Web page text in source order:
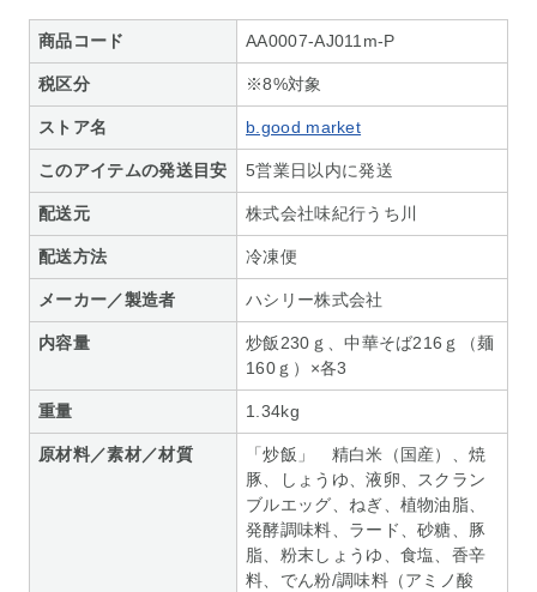
商品コード AA0007-AJ011m-P
税区分 ※8%対象
ストア名 b.good market
このアイテムの発送目安 5営業日以内に発送
配送元 株式会社味紀行うち川
配送方法 冷凍便
メーカー／製造者 ハシリー株式会社
内容量
炒飯230ｇ、中華そば216ｇ（麺
160ｇ）×各3
重量 1.34kg
原材料／素材／材質
「炒飯」 精白米（国産）、焼
豚、しょうゆ、液卵、スクラン
ブルエッグ、ねぎ、植物油脂、
発酵調味料、ラード、砂糖、豚
脂、粉末しょうゆ、食塩、香辛
料、でん粉/調味料（アミノ酸